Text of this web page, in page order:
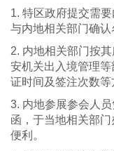
1. 特区政府提交需
与内地相关部门确认
2. 内地相关部门按
安机关出入境管理
证时间及签注次数等
3. 内地参展参会人
函，于当地相关部
便利。